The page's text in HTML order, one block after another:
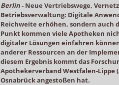
Berlin- Neue Vertriebswege,
Betriebsverwaltung: Digitale
Reichweite erhöhen, sondern auch
Punkt kommen viele Apotheken
digitaler Lösungen einfahren
anderer Ressourcen an der
diesem Ergebnis kommt das
Apothekerverband Westfalen-Lippe
Osnabrück angestoßen hat.